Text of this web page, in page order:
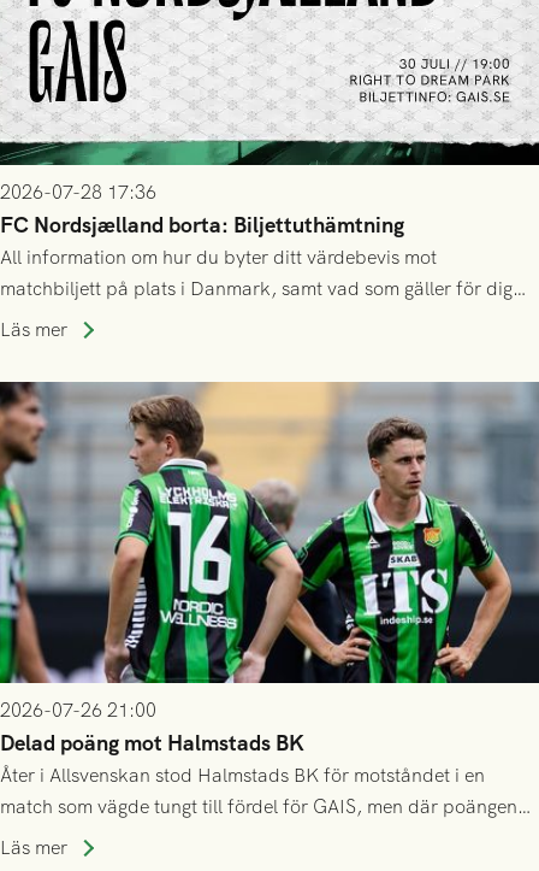
2026-07-28 17:36
FC Nordsjælland borta: Biljettuthämtning
All information om hur du byter ditt värdebevis mot
matchbiljett på plats i Danmark, samt vad som gäller för dig
som står på reservlista eller fått förhinder.
Läs mer
2026-07-26 21:00
Delad poäng mot Halmstads BK
Åter i Allsvenskan stod Halmstads BK för motståndet i en
match som vägde tungt till fördel för GAIS, men där poängen
delades efter dramatik på tilläggstid.
Läs mer